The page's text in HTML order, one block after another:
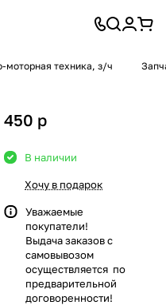
моторная техника, з/ч
450 p
В наличии
Хочу в подарок
Уважаемые
покупатели!
Выдача заказов с
самовывозом
осуществляется по
предварительной
договоренности!